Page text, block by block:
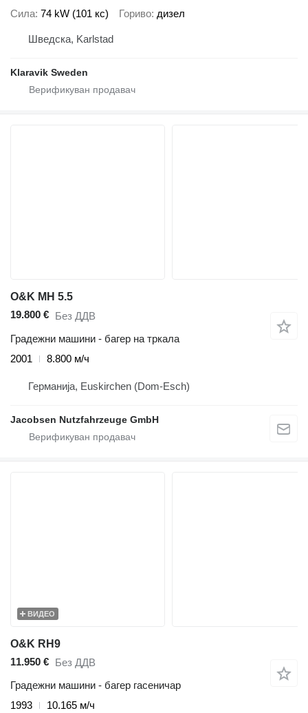
Сила 74 kW (101 кс) Гориво дизел
Шведска, Karlstad
Klaravik Sweden
O&K MH 5.5
19.800 € Без ДДВ
Градежни машини - багер на тркала
2001
8.800 м/ч
Германија, Euskirchen (Dom-Esch)
Jacobsen Nutzfahrzeuge GmbH
ВИДЕО
O&K RH9
11.950 € Без ДДВ
Градежни машини - багер гасеничар
1993
10.165 м/ч